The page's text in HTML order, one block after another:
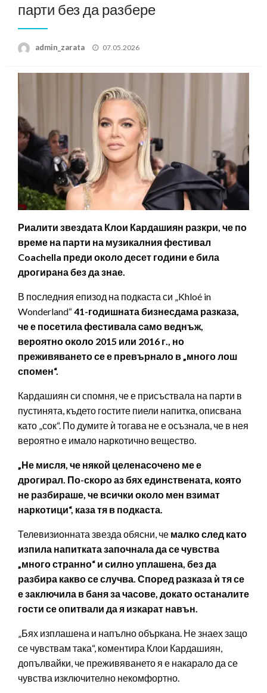
парти без да разбере
admin_zarata
Posted
07.05.2026
Риалити звездата Клои Кардашиян разкри, че по
време на парти на музикалния фестивал
Coachella преди около десет години е била
дрогирана без да знае.
В последния епизод на подкаста си „Khloé in
Wonderland“41-годишната бизнесдама разказа,
че е посетила фестивала само веднъж,
вероятно около 2015 или 2016 г., но
преживяването се е превърнало в „много лош
спомен“.
Кардашиян си спомня, че е присъствала на парти в
пустинята, където гостите пиели напитка, описвана
като „сок“. По думите ѝ тогава не е осъзнала, че в нея
вероятно е имало наркотично вещество.
„Не мисля, че някой целенасочено ме е
дрогирал. По-скоро аз бях единствената, която
не разбираше, че всички около мен взимат
наркотици“, каза тя в подкаста.
Телевизионната звезда обясни, че малко след като
изпила напитката започнала да се чувства
„много странно“ и силно уплашена, без да
разбира какво се случва. Според разказа ѝ тя се
е заключила в баня за часове, докато останалите
гости се опитвали да я изкарат навън.
„Бях изплашена и напълно объркана. Не знаех защо
се чувствам така“, коментира Клои Кардашиян,
допълвайки, че преживяването я е накарало да се
чувства изключително некомфортно.